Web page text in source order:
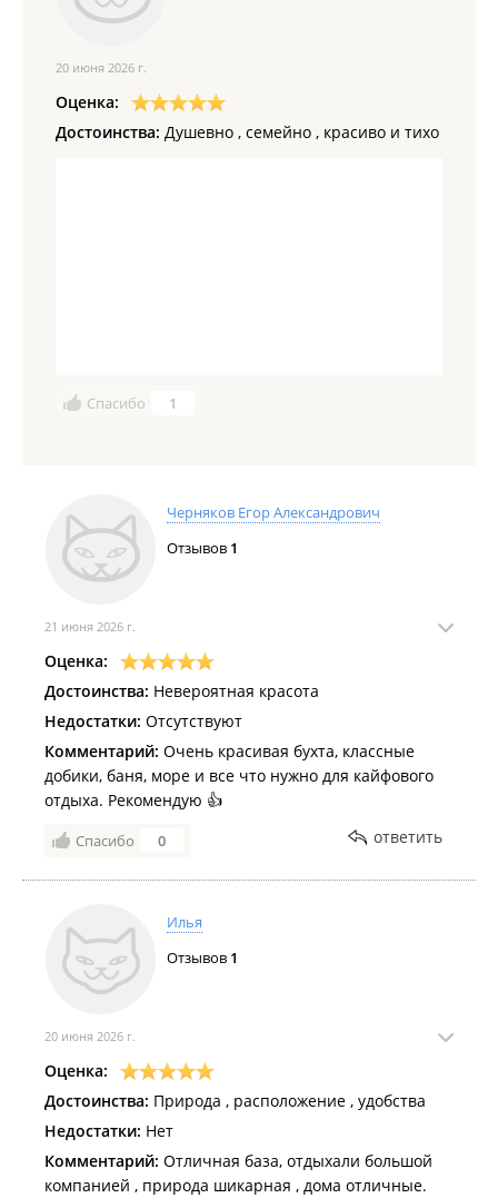
20 июня 2026 г.
Оценка:
Достоинства: Душевно , семейно , красиво и тихо
Спасибо 1
Черняков Егор Александрович
Отзывов 1
21 июня 2026 г.
Оценка:
Достоинства: Невероятная красота
Недостатки: Отсутствуют
Комментарий: Очень красивая бухта, классные
добики, баня, море и все что нужно для кайфового
отдыха. Рекомендую 👍
Спасибо 0 ответить
Илья
Отзывов 1
20 июня 2026 г.
Оценка:
Достоинства: Природа , расположение , удобства
Недостатки: Нет
Комментарий: Отличная база, отдыхали большой
компанией , природа шикарная , дома отличные.